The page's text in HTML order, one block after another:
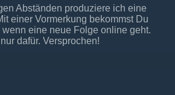
Abständen produziere ich eine
einer Vormerkung bekommst Du
eine neue Folge online geht.
dafür. Versprochen!